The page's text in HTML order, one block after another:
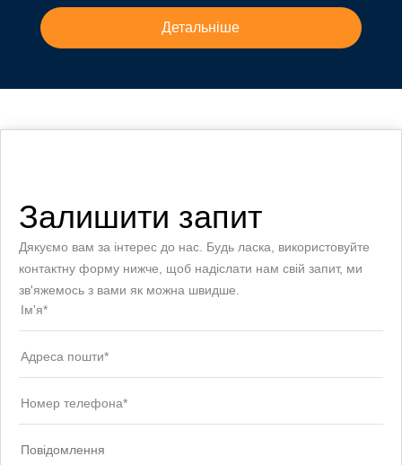
Детальніше
Залишити запит
Дякуємо вам за інтерес до нас. Будь ласка, використовуйте
контактну форму нижче, щоб надіслати нам свій запит, ми
зв'яжемось з вами як можна швидше.